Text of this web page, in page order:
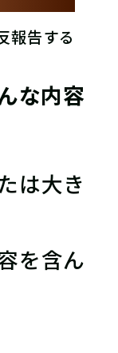
報告する
な内容
は大き
を含ん